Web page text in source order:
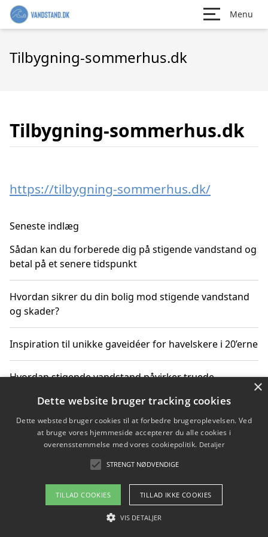
Menu
Tilbygning-sommerhus.dk
Tilbygning-sommerhus.dk
https://tilbygning-sommerhus.dk/
Seneste indlæg
Sådan kan du forberede dig på stigende vandstand og
betal på et senere tidspunkt
Hvordan sikrer du din bolig mod stigende vandstand
og skader?
Inspiration til unikke gaveidéer for havelskere i 20’erne
Hvordan stigende vandstand påvirker truede
Sådan vælger du de bedste vandrerygsække til
vandreture i Danmark
Copyright 2026 - Pilanto Aps
Om / kontakt
×
Dette website bruger tracking cookies
Dette websted bruger cookies til at forbedre brugeroplevelsen. Ved
at bruge vores hjemmeside accepterer du alle cookies i
overensstemmelse med vores cookiepolitik. Detaljer
STRENGT NØDVENDIGE
TILLAD COOKIES TILLAD IKKE COOKIES
VIS DETALJER